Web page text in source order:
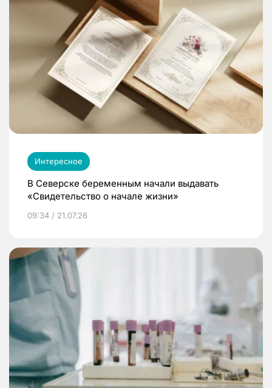
Интересное
В Северске беременным начали выдавать
«Свидетельство о начале жизни»
09:34 / 21.07.26